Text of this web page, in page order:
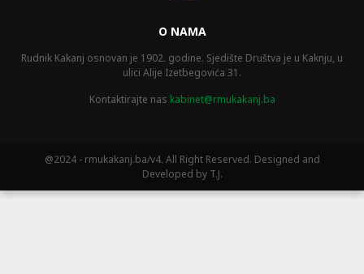
O NAMA
Rudnik Kakanj osnovan je 1902. godine. Sjedište Društva je u Kaknju, u
ulici Alije Izetbegovića 31.
Kontaktirajte nas kabinet@rmukakanj.ba
@2024 - rmukakanj.ba/v4. All Right Reserved. Designed and
Developed by T.J.